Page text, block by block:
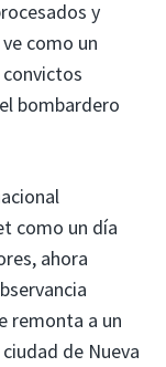
y
como un
bombardero
como un día
ahora
remonta a un
de Nueva